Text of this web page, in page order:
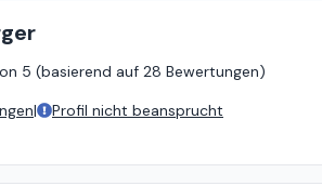
5 (basierend auf 28 Bewertungen)
| Profil nicht beansprucht